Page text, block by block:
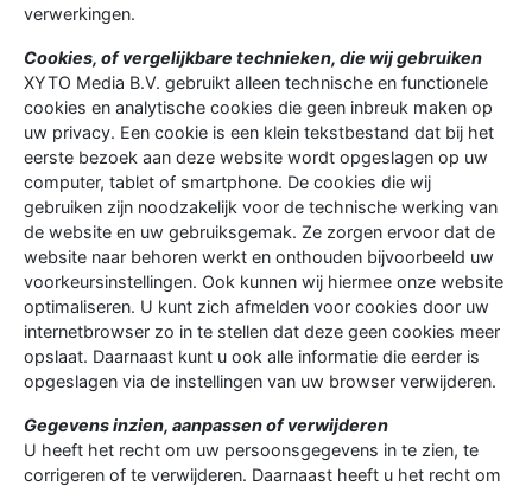
verwerkingen.
Cookies, of vergelijkbare technieken, die wij gebruiken
XYTO Media B.V. gebruikt alleen technische en functionele
cookies en analytische cookies die geen inbreuk maken op
uw privacy. Een cookie is een klein tekstbestand dat bij het
eerste bezoek aan deze website wordt opgeslagen op uw
computer, tablet of smartphone. De cookies die wij
gebruiken zijn noodzakelijk voor de technische werking van
de website en uw gebruiksgemak. Ze zorgen ervoor dat de
website naar behoren werkt en onthouden bijvoorbeeld uw
voorkeursinstellingen. Ook kunnen wij hiermee onze website
optimaliseren. U kunt zich afmelden voor cookies door uw
internetbrowser zo in te stellen dat deze geen cookies meer
opslaat. Daarnaast kunt u ook alle informatie die eerder is
opgeslagen via de instellingen van uw browser verwijderen.
Gegevens inzien, aanpassen of verwijderen
U heeft het recht om uw persoonsgegevens in te zien, te
corrigeren of te verwijderen. Daarnaast heeft u het recht om